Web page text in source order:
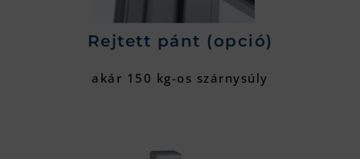
Rejtett pánt (opció)
akár 150 kg-os szárnysúly